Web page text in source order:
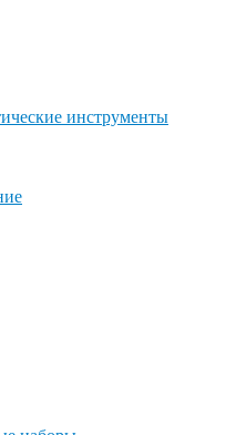
инструменты